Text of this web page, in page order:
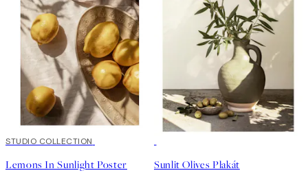
50%*
STUDIO COLLECTION
Lemons In Sunlight Poster Sunlit Olives Plakát